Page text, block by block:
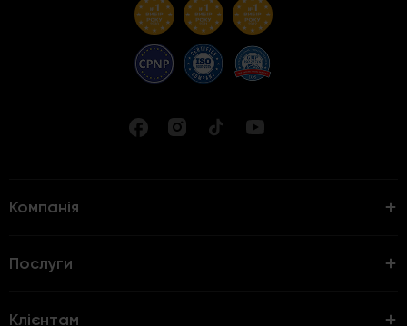
Компанія
Послуги
Клієнтам